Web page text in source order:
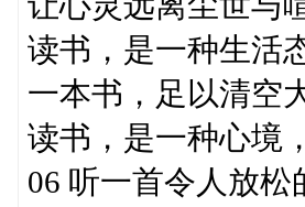
读书，是一种生活
一本书，足以清空
读书，是一种心境
06 听一首令人放松